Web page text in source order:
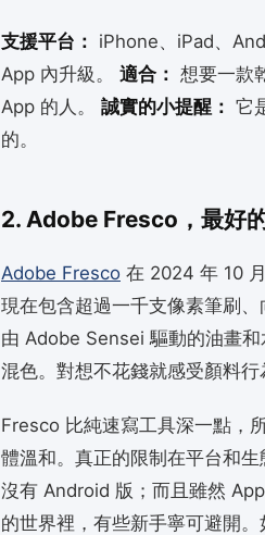
支援平台： iPhone、iPad、
App 內升級。 適合： 想要一款
App 的人。 誠實的小提醒： 它
的。
2. Adobe Fresco，最好
Adobe Fresco 在 2024 年 10
現在包含超過一千支像素筆刷
由 Adobe Sensei 驅動的油畫和
混色。對想不花錢就感受顏料行
Fresco 比純速寫工具深一點，
體溫和。真正的限制在平台和
沒有 Android 版；而且雖然
的世界裡，有些新手寧可避開